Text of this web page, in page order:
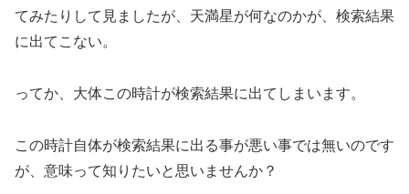
てみたりして見ましたが、天満星が何なのかが、検索結果
に出てこない。
ってか、大体この時計が検索結果に出てしまいます。
この時計自体が検索結果に出る事が悪い事では無いのです
が、意味って知りたいと思いませんか？